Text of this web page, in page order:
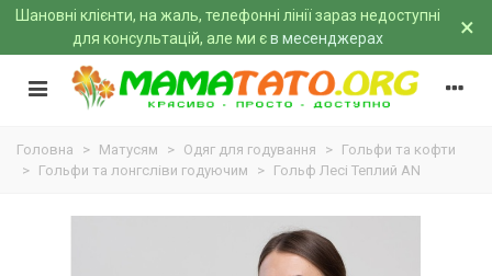
Шановні клієнти, на жаль, телефонні лінії зараз недоступні
для консультацій, але ми єв месенджерах ×
Головна > Матусям > Одяг для годування > Гольфи та кофти
> Гольфи та лонгсліви годуючим > Гольф Лесі Теплий AN